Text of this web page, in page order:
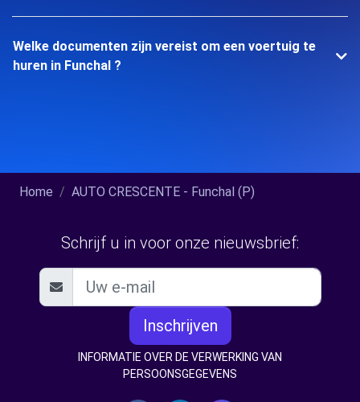
Welke documenten zijn vereist om een voertuig te
huren in Funchal ?
Home AUTO CRESCENTE - Funchal (P)
Schrijf u in voor onze nieuwsbrief:
Inschrijven
INFORMATIE OVER DE VERWERKING VAN
PERSOONSGEGEVENS